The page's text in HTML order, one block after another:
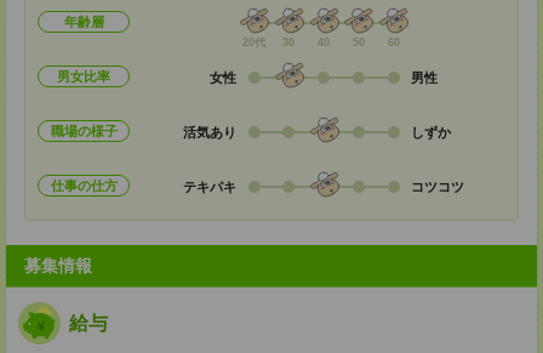
年齢層
20代 30 40 50 60
男女比率 女性 男性
職場の様子 活気あり しずか
仕事の仕方 テキパキ コツコツ
募集情報
給与